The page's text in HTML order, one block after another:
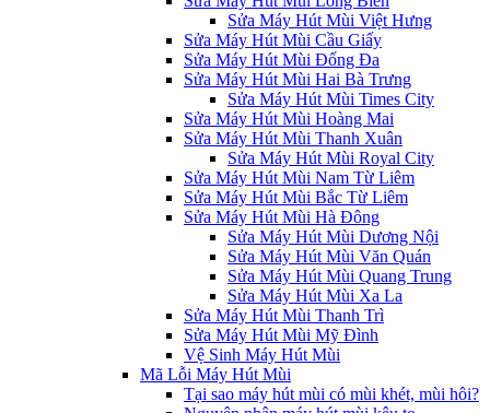
Sửa Máy Hút Mùi Việt Hưng
Sửa Máy Hút Mùi Cầu Giấy
Sửa Máy Hút Mùi Đống Đa
Sửa Máy Hút Mùi Hai Bà Trưng
Sửa Máy Hút Mùi Times City
Sửa Máy Hút Mùi Hoàng Mai
Sửa Máy Hút Mùi Thanh Xuân
Sửa Máy Hút Mùi Royal City
Sửa Máy Hút Mùi Nam Từ Liêm
Sửa Máy Hút Mùi Bắc Từ Liêm
Sửa Máy Hút Mùi Hà Đông
Sửa Máy Hút Mùi Dương Nội
Sửa Máy Hút Mùi Văn Quán
Sửa Máy Hút Mùi Quang Trung
Sửa Máy Hút Mùi Xa La
Sửa Máy Hút Mùi Thanh Trì
Sửa Máy Hút Mùi Mỹ Đình
Vệ Sinh Máy Hút Mùi
Mã Lỗi Máy Hút Mùi
Tại sao máy hút mùi có mùi khét, mùi hôi?